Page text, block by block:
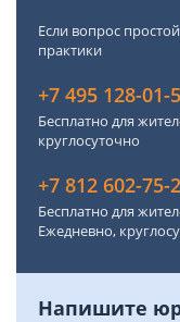
Если вопрос
практики
+7 495 128-01-
Бесплатно для
круглосуточно
+7 812 602-75-
Бесплатно для
Ежедневно,
Напишите